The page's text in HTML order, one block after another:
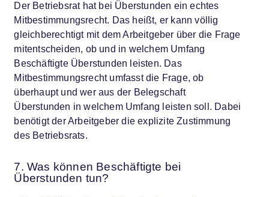
Der Betriebsrat hat bei Überstunden ein echtes
Mitbestimmungsrecht. Das heißt, er kann völlig
gleichberechtigt mit dem Arbeitgeber über die Frage
mitentscheiden, ob und in welchem Umfang
Beschäftigte Überstunden leisten. Das
Mitbestimmungsrecht umfasst die Frage, ob
überhaupt und wer aus der Belegschaft
Überstunden in welchem Umfang leisten soll. Dabei
benötigt der Arbeitgeber die explizite Zustimmung
des Betriebsrats.
7. Was können Beschäftigte bei
Überstunden tun?